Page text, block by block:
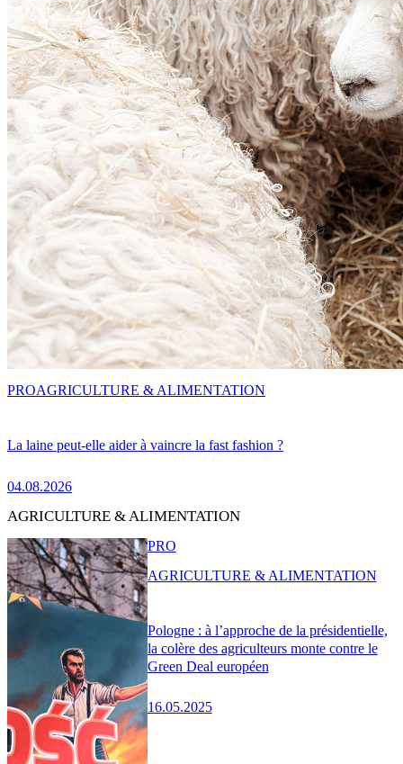
La laine peut-elle aider à vaincre la fast fashion ?
04.08.2026
PROAGRICULTURE & ALIMENTATION
AGRICULTURE & ALIMENTATION
Pologne : à l’approche de la présidentielle,
la colère des agriculteurs monte contre le
Green Deal européen
16.05.2025
PRO
AGRICULTURE & ALIMENTATION